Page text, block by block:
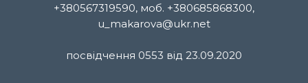
+380567319590, моб. +380685868300,
u_makarova@ukr.net
посвідчення 0553 від 23.09.2020